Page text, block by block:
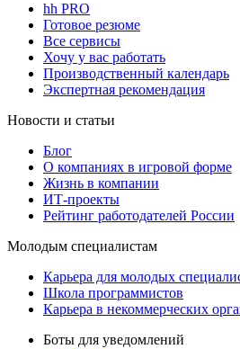
hh PRO
Готовое резюме
Все сервисы
Хочу у вас работать
Производственный календарь
Экспертная рекомендация
Новости и статьи
Блог
О компаниях в игровой форме
Жизнь в компании
ИТ-проекты
Рейтинг работодателей России
Молодым специалистам
Карьера для молодых
Школа программистов
Карьера в некоммерческих
Боты для уведомлений